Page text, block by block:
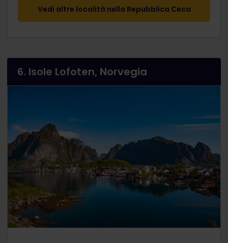
Vedi altre località nella Repubblica Ceca
6. Isole Lofoten, Norvegia